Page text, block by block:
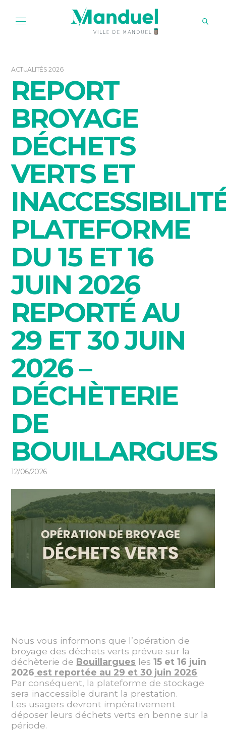
ACTUALITÉS 2026
REPORT
BROYAGE
DÉCHETS
VERTS ET
PLATEFORME
DU 15 ET 16
JUIN 2026
REPORTÉ AU
29 ET 30 JUIN
2026 –
DÉCHÈTERIE
DE
BOUILLARGUES
12/06/2026
Nous vous informons que l’opération de
broyage des déchets verts prévue sur la
déchèterie de Bouillargues les15 et 16 juin
2026 est reportée au 29 et 30 juin 2026
Par conséquent, la plateforme de stockage
sera inaccessible durant la prestation.
Les usagers devront impérativement
déposer leurs déchets verts en benne sur la
période.